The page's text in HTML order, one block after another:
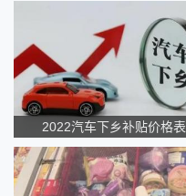
2022汽车下乡补贴价格表